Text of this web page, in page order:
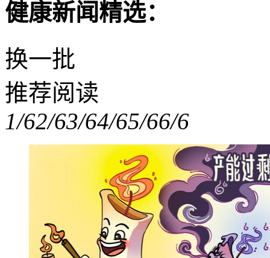
健康新闻精选：
换一批
推荐阅读
1/62/63/64/65/66/6